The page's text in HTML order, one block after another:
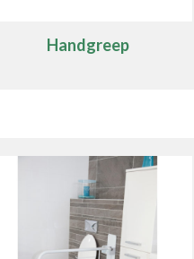
Handgreep